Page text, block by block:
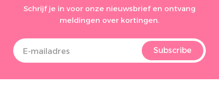
Schrijf je in voor onze nieuwsbrief en ontvang
meldingen over kortingen.
Subscribe